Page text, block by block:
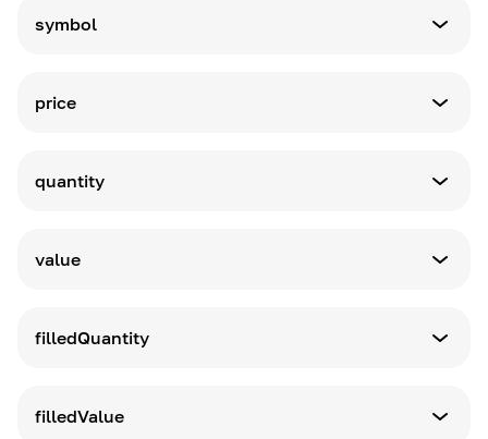
symbol
price
quantity
value
filledQuantity
filledValue